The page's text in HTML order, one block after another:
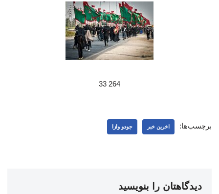
264 33
برچسب‌ها: اخرین خبر جودو وازا
دیدگاهتان را بنویسید